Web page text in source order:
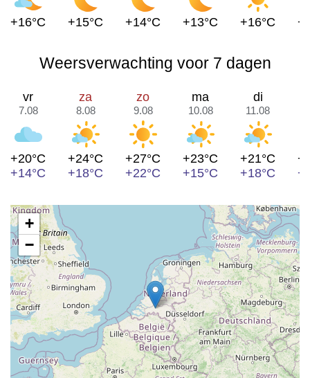
+16°C +15°C +14°C +13°C +16°C
Weersverwachting voor 7 dagen
vr
7.08
+20°C
+14°C
za
8.08
+24°C
+18°C
zo
9.08
+27°C
+22°C
ma
10.08
+23°C
+15°C
di
11.08
+21°C
+18°C
+
−